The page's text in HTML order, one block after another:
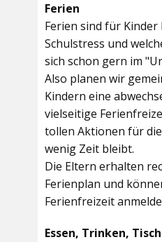
Ferien
Ferien sind für
Schulstress und
sich schon gern im
Also planen wir
Kindern eine
vielseitige
tollen Aktionen für
wenig Zeit bleibt.
Die Eltern erhalten
Ferienplan und
Ferienfreizeit
Essen, Trinken,